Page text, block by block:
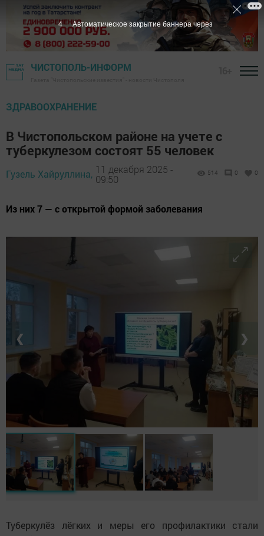
ЧИСТОПОЛЬ-ИНФОРМ
ЗДРАВООХРАНЕНИЕ
В Чистопольском районе на учете с
туберкулезом состоят 55 человек
Гузель Хайруллина, 11 декабря 2025 -
09:50
514 0 0
Из них 7 — с открытой формой заболевания
❮ ❯
Туберкулёз лёгких и меры его профилактики стали
3 Автоматическое закрытие баннера через